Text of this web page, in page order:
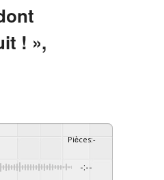
! »,
Pièces:-
-:--